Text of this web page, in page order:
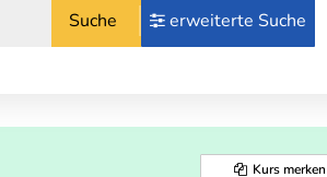
Suche erweiterte Suche
Kurs merken